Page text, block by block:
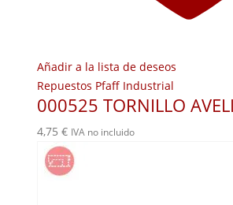
Añadir a la lista de deseos
Repuestos Pfaff Industrial
000525 TORNILLO
4,75 € IVA no incluido